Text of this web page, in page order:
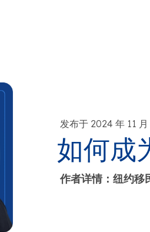
发布于 2024 年 11 月
如何成
作者详情：纽约